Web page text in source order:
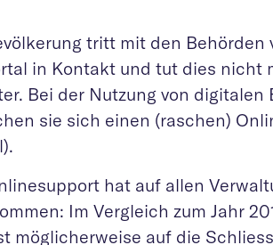
tritt mit den Behörden
in Kontakt und tut dies nicht
Bei der Nutzung von
sie sich einen (raschen)
hat auf allen
Im Vergleich zum Jahr
möglicherweise auf die